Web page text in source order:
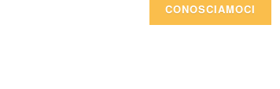
CONOSCIAMOCI